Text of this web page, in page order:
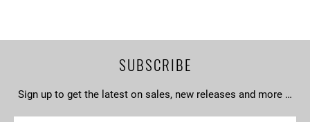
SUBSCRIBE
Sign up to get the latest on sales, new releases and more …